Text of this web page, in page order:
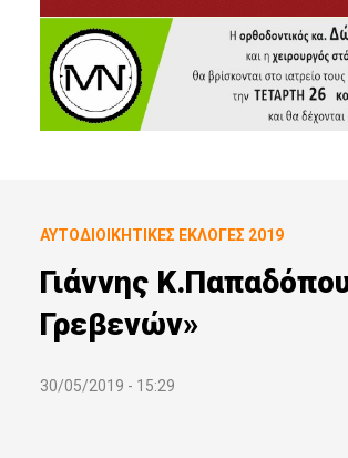
ΑΥΤΟΔΙΟΙΚΗΤΙΚΕΣ ΕΚΛΟΓΕΣ 2019
Γιάννης
Γρεβενών»
30/05/2019 - 15:29